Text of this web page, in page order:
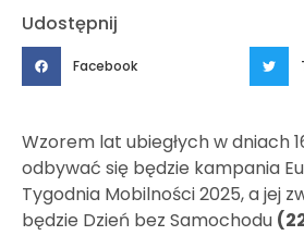
Udostępnij
Facebook
Wzorem lat ubiegłych w dniach
odbywać się będzie kampania
Tygodnia Mobilności 2025, a jej
będzie Dzień bez Samochodu